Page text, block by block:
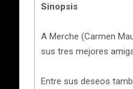
Sinopsis
A Merche (Carmen
sus tres mejores
Entre sus deseos